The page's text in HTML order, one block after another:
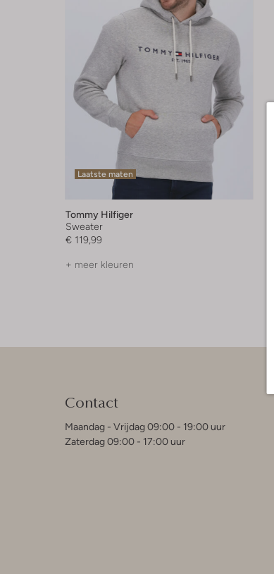
Laatste maten
Tommy Hilfiger
Sweater
€ 119,99
+ meer kleuren
Contact
Maandag - Vrijdag 09:00 - 19:00 uur
Zaterdag 09:00 - 17:00 uur